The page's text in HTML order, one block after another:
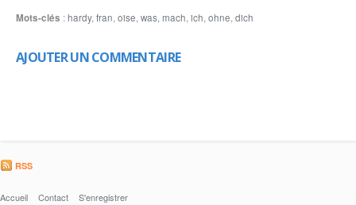
Mots-clés :hardy, fran, oise, was, mach, ich, ohne, dich
AJOUTER UN COMMENTAIRE
RSS
Accueil Contact
S'enregistrer